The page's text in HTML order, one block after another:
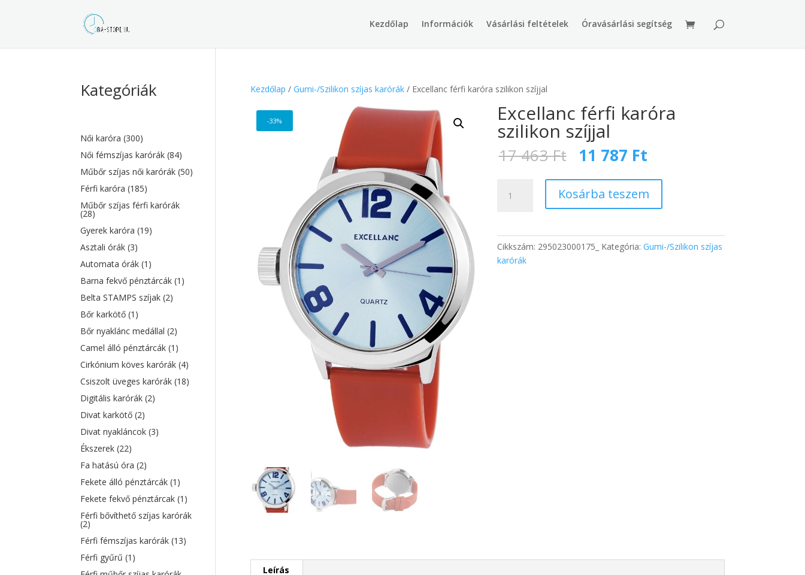
Kezdőlap Információk Vásárlási feltételek Óravásárlási segítség
search
Kezdőlap / Gumi-/Szilikon szíjas karórák/ Excellanc férfi karóra szilikon szíjjal
-33% Excellanc férfi karóra
szilikon szíjjal
17 463Ft Original
price
was:
17
463 Ft.
11 787 Ft
is:
11
787 Ft.
férfi
szíjjal
mennyiség
Kosárba teszem
Cikkszám: 295023000175_ Kategória: Gumi-/Szilikon szíjas
karórák
Leírás
Kategóriák
Női karóra(300)
Női fémszíjas karórák(84)
Műbőr szíjas női karórák(50)
Férfi karóra(185)
Műbőr szíjas férfi karórák
(28)
Gyerek karóra(19)
Asztali órák(3)
Automata órák(1)
Barna fekvő pénztárcák(1)
Belta STAMPS szíjak(2)
Bőr karkötő(1)
Bőr nyaklánc medállal(2)
Camel álló pénztárcák(1)
Cirkónium köves karórák(4)
Csiszolt üveges karórák(18)
Digitális karórák(2)
Divat karkötő(2)
Divat nyakláncok(3)
Ékszerek(22)
Fa hatású óra(2)
Fekete álló pénztárcák(1)
Fekete fekvő pénztárcak(1)
Férfi bővíthető szíjas karórák
(2)
Férfi fémszíjas karórák(13)
Férfi gyűrű(1)